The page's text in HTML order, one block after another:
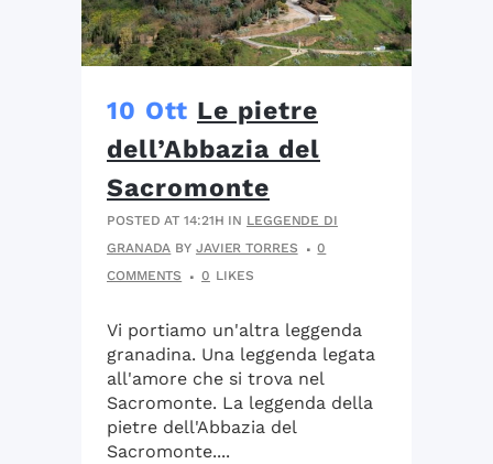
10 Ott Le pietre
dell’Abbazia del
Sacromonte
POSTED AT 14:21H IN LEGGENDE DI
GRANADA BY JAVIER TORRES
0
COMMENTS
0 LIKES
Vi portiamo un'altra leggenda
granadina. Una leggenda legata
all'amore che si trova nel
Sacromonte. La leggenda della
pietre dell'Abbazia del
Sacromonte....